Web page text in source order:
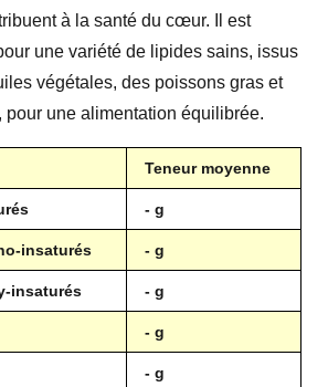
à la santé du cœur. Il est
une variété de lipides sains, issus
végétales, des poissons gras et
pour une alimentation équilibrée.
Teneur moyenne
- g
insaturés - g
insaturés - g
- g
- g